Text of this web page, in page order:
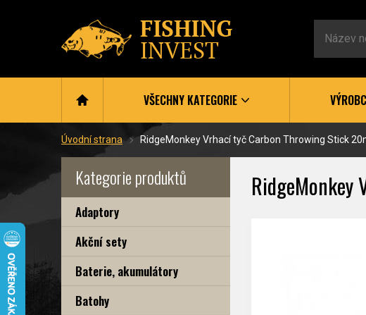
VŠECHNY KATEGORIE
Úvodní strana RidgeMonkey Vrhací tyč Carbon Throwing Stick
Kategorie produktů
Adaptory
Akční sety
Baterie, akumulátory
Batohy